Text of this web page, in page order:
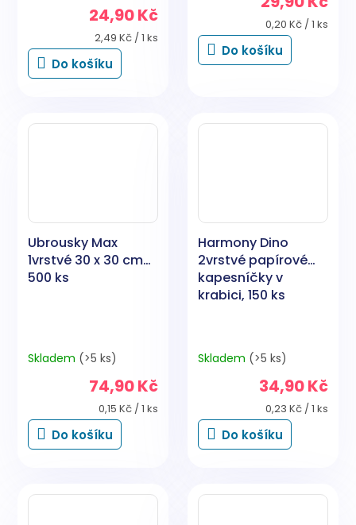
24,90 Kč
Měrná
cena:
2,49 Kč / 1 ks
Do košíku
5,0
5
Měrná
cena:
0,20 Kč / 1 ks
Do košíku
Ubrousky Max
1vrstvé 30 x 30 cm
500 ks
Skladem (>5 ks)
74,90 Kč
Měrná
cena:
0,15 Kč / 1 ks
Do košíku
Harmony Dino
2vrstvé papírové
kapesníčky v
krabici, 150 ks
Skladem (>5 ks)
34,90 Kč
Měrná
cena:
0,23 Kč / 1 ks
Do košíku